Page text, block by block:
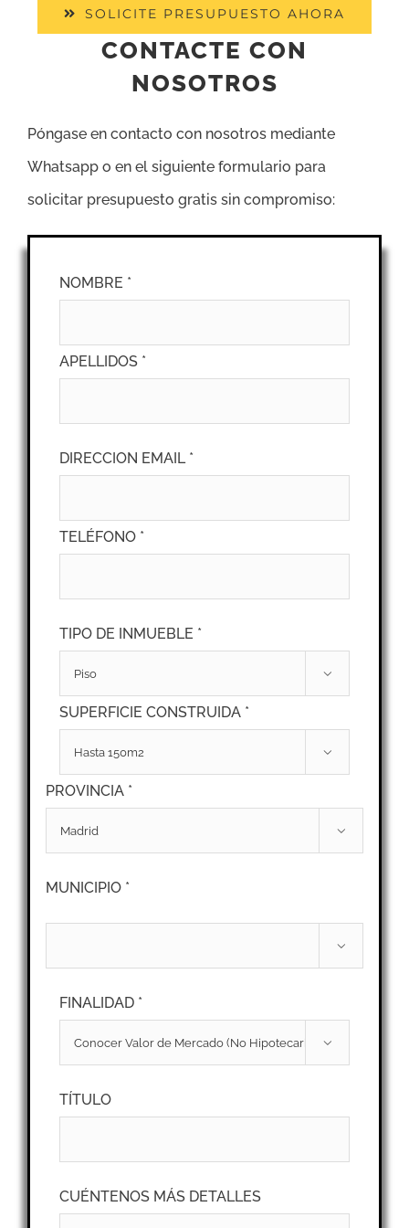
SOLICITE PRESUPUESTO AHORA
CONTACTE CON
NOSOTROS
Póngase en contacto con nosotros mediante
Whatsapp o en el siguiente formulario para
solicitar presupuesto gratis sin compromiso:
NOMBRE *
APELLIDOS *
DIRECCION EMAIL *
TELÉFONO *
TIPO DE INMUEBLE *

SUPERFICIE CONSTRUIDA *

PROVINCIA *

MUNICIPIO *

FINALIDAD *

TÍTULO
CUÉNTENOS MÁS DETALLES